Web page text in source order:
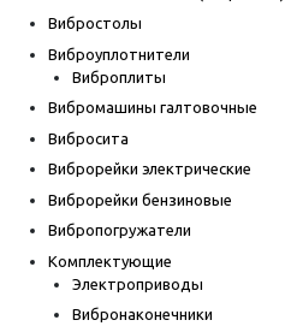
Вибростолы
Виброуплотнители
Виброплиты
Вибромашины галтовочные
Вибросита
Виброрейки электрические
Виброрейки бензиновые
Вибропогружатели
Комплектующие
Электроприводы
Вибронаконечники